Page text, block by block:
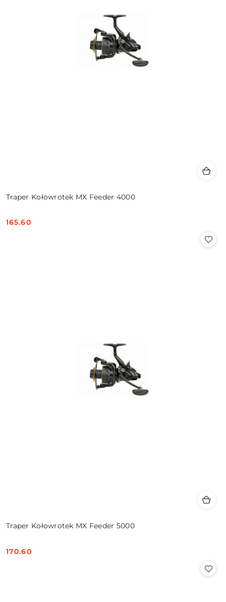
Traper Kołowrotek MX Feeder 4000
Cena:
165.60
Traper Kołowrotek MX Feeder 5000
Cena:
170.60